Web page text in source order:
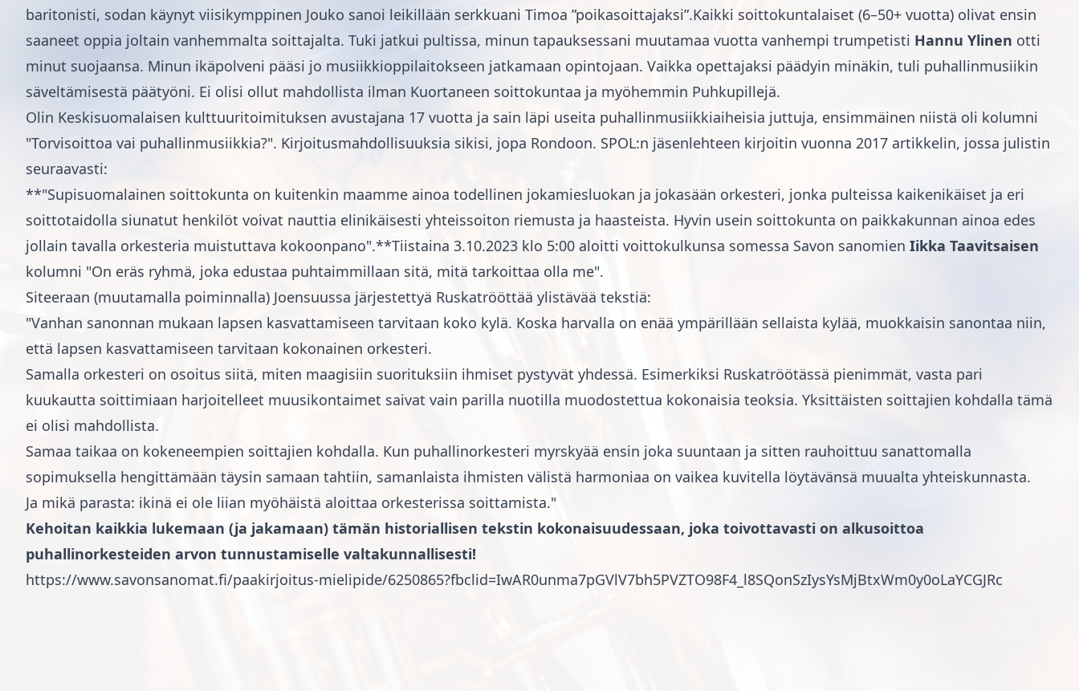
baritonisti, sodan käynyt viisikymppinen Jouko sanoi leikillään serkkuani Timoa ”poikasoittajaksi”.Kaikki soittokuntalaiset (6–50+ vuotta) olivat ensin
saaneet oppia joltain vanhemmalta soittajalta. Tuki jatkui pultissa, minun tapauksessani muutamaa vuotta vanhempi trumpetisti Hannu Ylinen otti
minut suojaansa. Minun ikäpolveni pääsi jo musiikkioppilaitokseen jatkamaan opintojaan. Vaikka opettajaksi päädyin minäkin, tuli puhallinmusiikin
säveltämisestä päätyöni. Ei olisi ollut mahdollista ilman Kuortaneen soittokuntaa ja myöhemmin Puhkupillejä.
Olin Keskisuomalaisen kulttuuritoimituksen avustajana 17 vuotta ja sain läpi useita puhallinmusiikkiaiheisia juttuja, ensimmäinen niistä oli kolumni
"Torvisoittoa vai puhallinmusiikkia?". Kirjoitusmahdollisuuksia sikisi, jopa Rondoon. SPOL:n jäsenlehteen kirjoitin vuonna 2017 artikkelin, jossa julistin
seuraavasti:
**"Supisuomalainen soittokunta on kuitenkin maamme ainoa todellinen jokamiesluokan ja jokasään orkesteri, jonka pulteissa kaikenikäiset ja eri
soittotaidolla siunatut henkilöt voivat nauttia elinikäisesti yhteissoiton riemusta ja haasteista. Hyvin usein soittokunta on paikkakunnan ainoa edes
jollain tavalla orkesteria muistuttava kokoonpano".**Tiistaina 3.10.2023 klo 5:00 aloitti voittokulkunsa somessa Savon sanomien Iikka Taavitsaisen
kolumni "On eräs ryhmä, joka edustaa puhtaimmillaan sitä, mitä tarkoittaa olla me".
Siteeraan (muutamalla poiminnalla) Joensuussa järjestettyä Ruskatrööttää ylistävää tekstiä:
"Vanhan sanonnan mukaan lapsen kasvattamiseen tarvitaan koko kylä. Koska harvalla on enää ympärillään sellaista kylää, muokkaisin sanontaa niin,
että lapsen kasvattamiseen tarvitaan kokonainen orkesteri.
Samalla orkesteri on osoitus siitä, miten maagisiin suorituksiin ihmiset pystyvät yhdessä. Esimerkiksi Ruskatröötässä pienimmät, vasta pari
kuukautta soittimiaan harjoitelleet muusikontaimet saivat vain parilla nuotilla muodostettua kokonaisia teoksia. Yksittäisten soittajien kohdalla tämä
ei olisi mahdollista.
Samaa taikaa on kokeneempien soittajien kohdalla. Kun puhallinorkesteri myrskyää ensin joka suuntaan ja sitten rauhoittuu sanattomalla
sopimuksella hengittämään täysin samaan tahtiin, samanlaista ihmisten välistä harmoniaa on vaikea kuvitella löytävänsä muualta yhteiskunnasta.
Ja mikä parasta: ikinä ei ole liian myöhäistä aloittaa orkesterissa soittamista."
Kehoitan kaikkia lukemaan (ja jakamaan) tämän historiallisen tekstin kokonaisuudessaan, joka toivottavasti on alkusoittoa
puhallinorkesteiden arvon tunnustamiselle valtakunnallisesti!
https://www.savonsanomat.fi/paakirjoitus-mielipide/6250865?fbclid=IwAR0unma7pGVlV7bh5PVZTO98F4_l8SQonSzIysYsMjBtxWm0y0oLaYCGJRc